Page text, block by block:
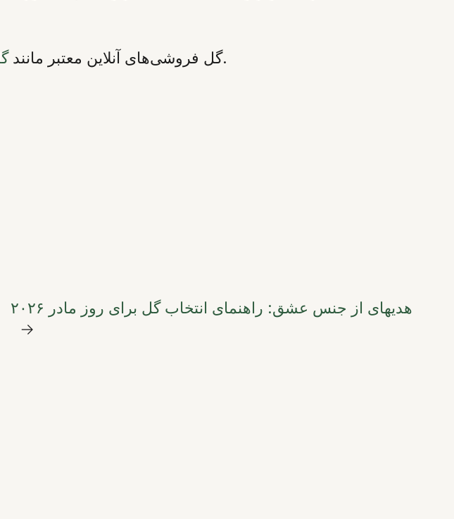
گل فروشی‌های آنلاین معتبر مانندنیز می‌توانند سفارش شما را با بسته‌بندی شکیل برسانند.
هدیهای از جنس عشق: راهنمای انتخاب گل برای روز مادر ۲۰۲۶
→